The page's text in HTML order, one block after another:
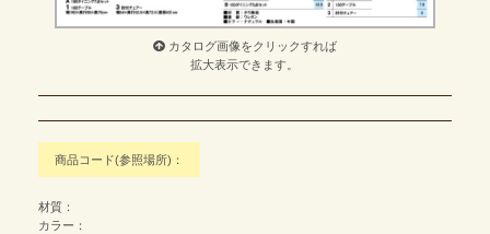
カタログ画像をクリックすれば
拡大表示できます。
商品コード(参照場所)：
材質：
カラー：